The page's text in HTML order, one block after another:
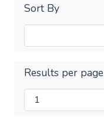
Sort By
Results per page